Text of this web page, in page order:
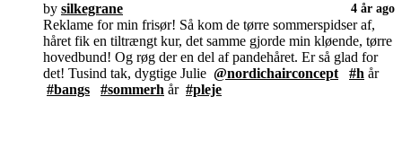
by silkegrane 4 år ago
Reklame for min frisør! Så kom de tørre sommerspidser af,
håret fik en tiltrængt kur, det samme gjorde min kløende, tørre
hovedbund! Og røg der en del af pandehåret. Er så glad for
det! Tusind tak, dygtige Julie @nordichairconcept #h år
#bangs
#sommerh år #pleje